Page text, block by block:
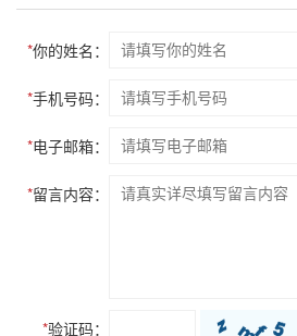
*你的姓名：
*手机号码：
*电子邮箱：
*留言内容：
*验证码：